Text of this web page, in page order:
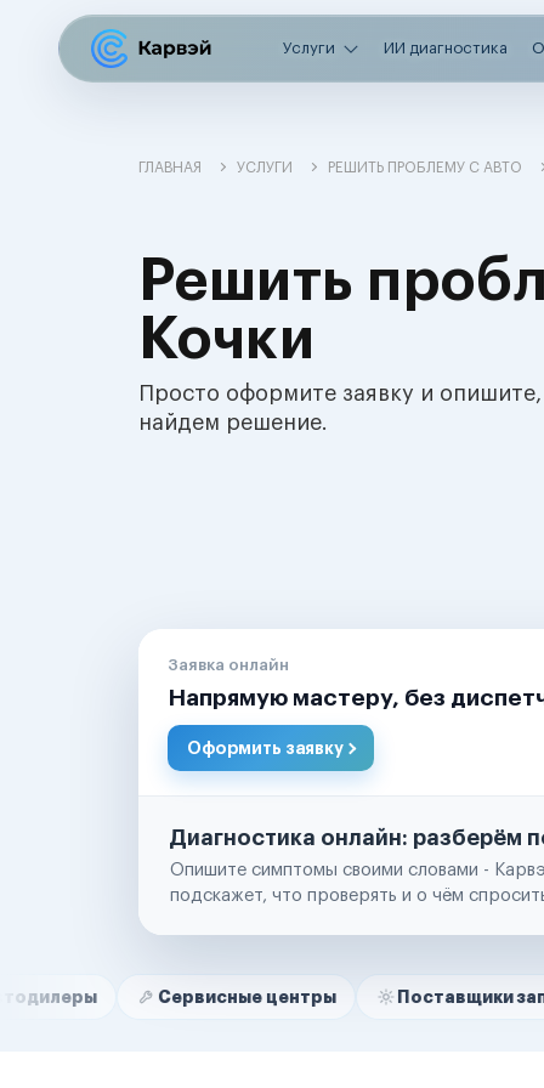
Услуги ИИ диагностика
ГЛАВНАЯ УСЛУГИ РЕШИТЬ ПРОБЛЕМУ С АВТО
Решить
Кочки
Просто оформите заявку и
найдем решение.
Заявка онлайн
Напрямую мастеру, без
Оформить заявку
Диагностика онлайн: разберём
Опишите симптомы своими словами -
подскажет, что проверять и о чём
Нам доверяют
Сервисные центры Поставщики запчастей
Маркетплейсы